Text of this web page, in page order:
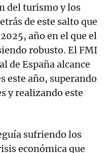
del turismo y los
de este salto que
año en el que el
robusto. El FMI
de España alcance
este año, superando
y realizando este
sufriendo los
económica que